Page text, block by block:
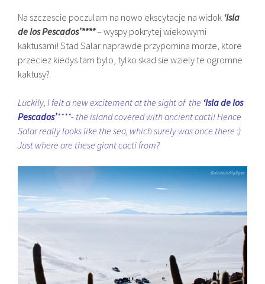
Na szczescie poczulam na nowo ekscytacje na widok ‘Isla
de los Pescados’****– wyspy pokrytej wiekowymi
kaktusami! Stad Salar naprawde przypomina morze, ktore
przeciez kiedys tam bylo, tylko skad sie wziely te ogromne
kaktusy?
Luckily, I felt a new excitement at the sight of the ‘Isla de los
Pescados’****- the island covered with ancient cacti! Hence
Salar really looks like the sea, which surely was once there :)
Just where are these giant cacti from?